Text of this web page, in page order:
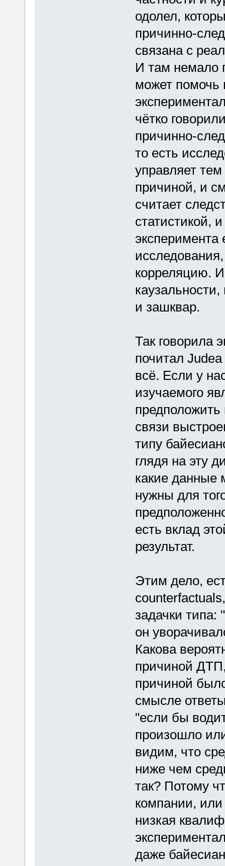
одолел,
причинно-
связана с
И там немало
может помочь
чётко
причинно-
то есть
управляет
причиной, и
считает
статистикой,
эксперимента
корреляцию. И
и зашквар.
Так говорила
почитал
всё. Если у
изучаемого
предположить
связи
типу
глядя на эту
какие данные
нужны для
есть вклад
результат.
Этим дело,
задачки
он
Какова
причиной ДТП,
причиной
смысле
"если бы
произошло
видим, что
ниже чем
так? Потому
компании,
низкая
даже